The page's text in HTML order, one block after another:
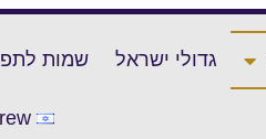
גדולי ישראל שמות